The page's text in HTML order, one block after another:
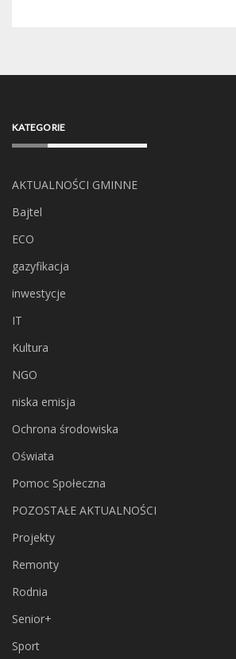
KATEGORIE
AKTUALNOŚCI GMINNE
Bajtel
ECO
gazyfikacja
inwestycje
IT
Kultura
NGO
niska emisja
Ochrona środowiska
Oświata
Pomoc Społeczna
POZOSTAŁE AKTUALNOŚCI
Projekty
Remonty
Rodnia
Senior+
Sport